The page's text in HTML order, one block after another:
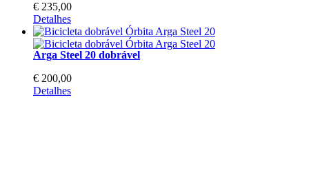
€ 235,00
This
product
has
multiple
The
options
Detalhes
Arga Steel 20 dobrável
€ 200,00
This
Detalhes